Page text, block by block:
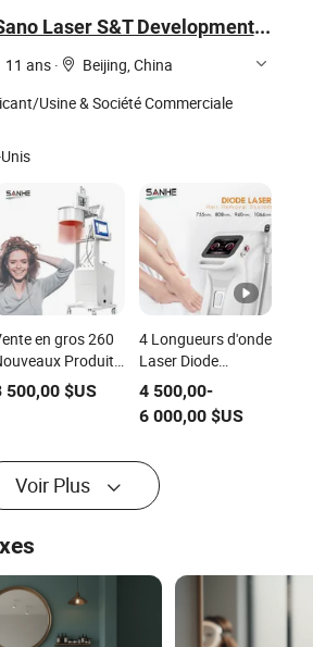
Beijing Sano Laser S&T Development Co.,Ltd
11 ans ·
Beijing, China
Usine & Société Commerciale
en gros 260
Produits
Croissance
Capillaire Nouveau
des
Cheveux
de
500,00$US
4 Longueurs d'onde
Laser Diode
Épilation
Permanente Sans
Douleur
Beauté
4 500,00-
6 000,00$US
Voir Plus